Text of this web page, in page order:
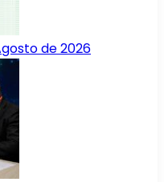
de 2026